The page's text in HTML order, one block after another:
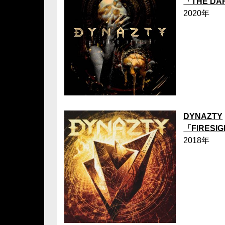
2020年
DYNAZTY
「
2018年